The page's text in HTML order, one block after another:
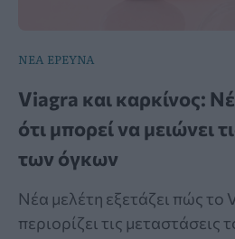
ΝΕΑ ΕΡΕΥΝΑ
Viagra και καρκίνος:
ότι μπορεί να μειώνει
των όγκων
Νέα μελέτη εξετάζει πώς το
περιορίζει τις μεταστάσεις